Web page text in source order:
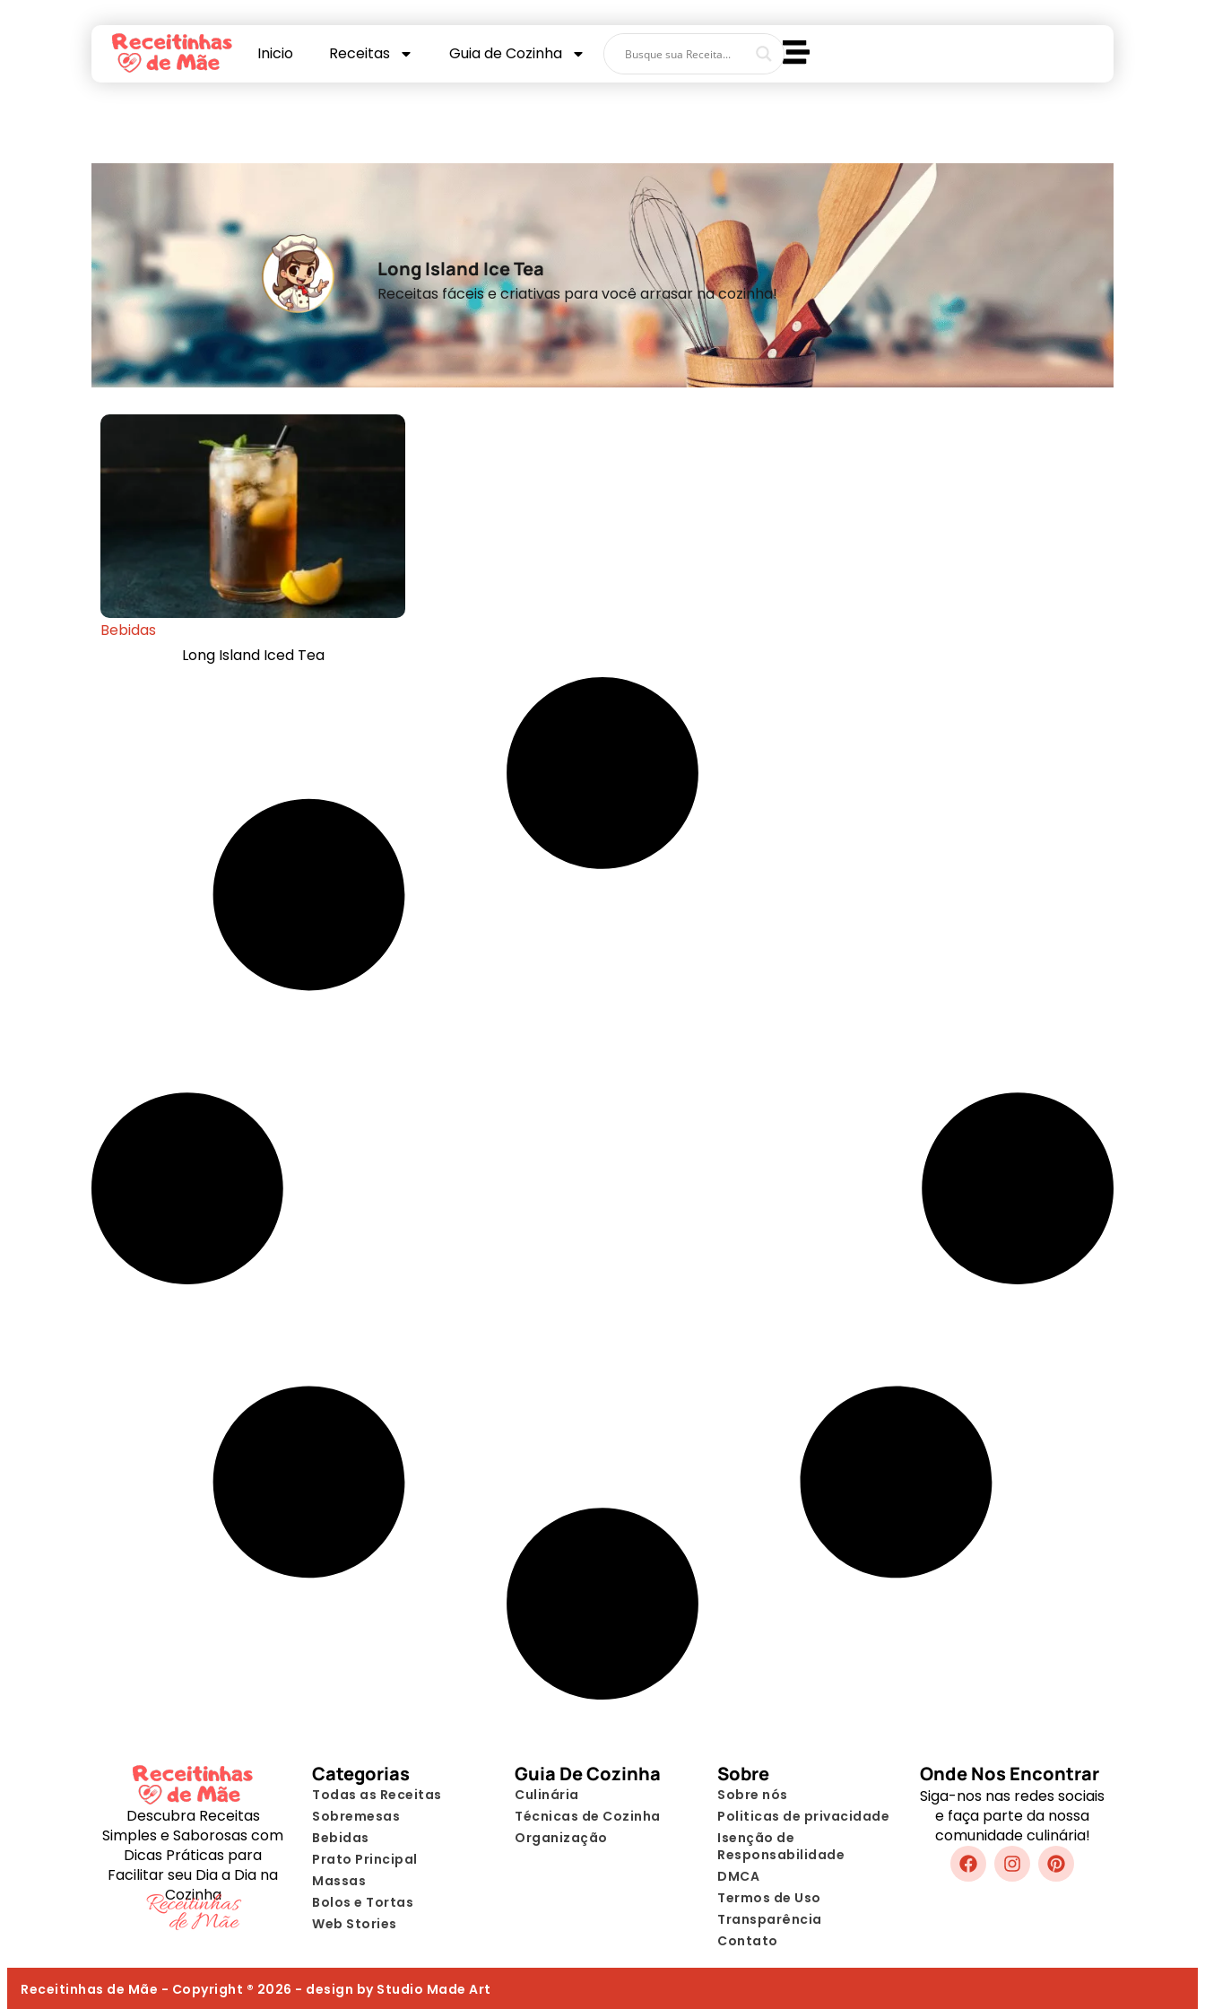
Inicio Receitas Guia de Cozinha
Long Island Ice Tea
Receitas fáceis e criativas para você arrasar na cozinha!
Bebidas
Long Island Iced Tea
Descubra Receitas
Simples e Saborosas com
Dicas Práticas para
Facilitar seu Dia a Dia na
Cozinha
Categorias
Todas as Receitas
Sobremesas
Bebidas
Prato Principal
Massas
Bolos e Tortas
Web Stories
Guia De Cozinha
Culinária
Técnicas de Cozinha
Organização
Sobre
Sobre nós
Politicas de privacidade
Isenção de
Responsabilidade
DMCA
Termos de Uso
Transparência
Contato
Onde Nos Encontrar
Siga-nos nas redes sociais
e faça parte da nossa
comunidade culinária!
Receitinhas de Mãe - Copyright ® 2026 - design by Studio Made Art